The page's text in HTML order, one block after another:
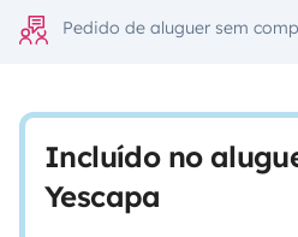
Pedido de aluguer sem
Incluído no
Yescapa